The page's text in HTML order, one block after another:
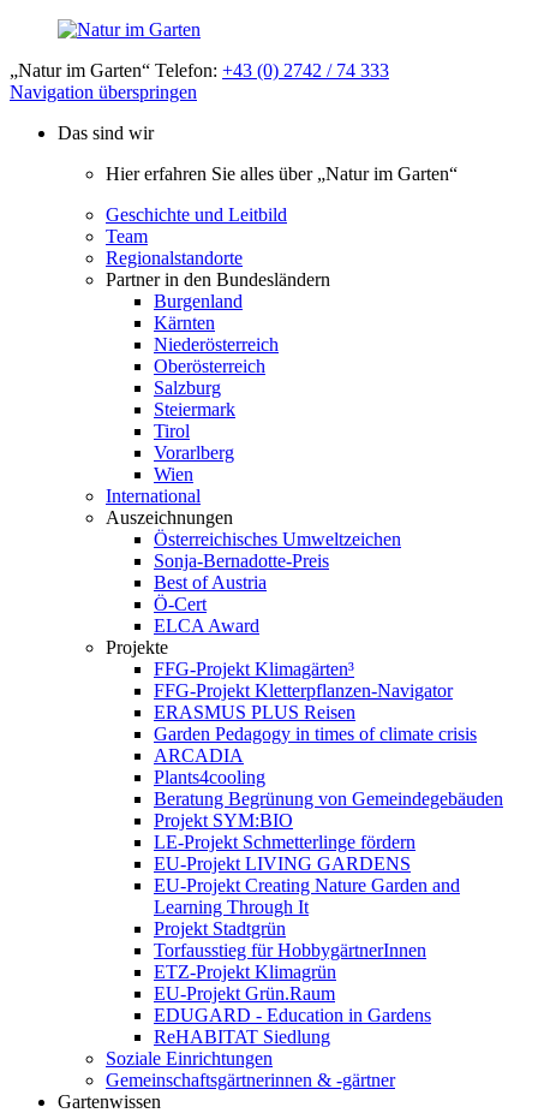
„Natur im Garten“ Telefon: +43 (0) 2742 / 74 333
Navigation überspringen
Das sind wir
Hier erfahren Sie alles über „Natur im Garten“
Geschichte und Leitbild
Team
Regionalstandorte
Partner in den Bundesländern
Burgenland
Kärnten
Niederösterreich
Oberösterreich
Salzburg
Steiermark
Tirol
Vorarlberg
Wien
International
Auszeichnungen
Österreichisches Umweltzeichen
Sonja-Bernadotte-Preis
Best of Austria
Ö-Cert
ELCA Award
Projekte
FFG-Projekt Klimagärten³
FFG-Projekt Kletterpflanzen-Navigator
ERASMUS PLUS Reisen
Garden Pedagogy in times of climate crisis
ARCADIA
Plants4cooling
Beratung Begrünung von Gemeindegebäuden
Projekt SYM:BIO
LE-Projekt Schmetterlinge fördern
EU-Projekt LIVING GARDENS
EU-Projekt Creating Nature Garden and
Learning Through It
Projekt Stadtgrün
Torfausstieg für HobbygärtnerInnen
ETZ-Projekt Klimagrün
EU-Projekt Grün.Raum
EDUGARD - Education in Gardens
ReHABITAT Siedlung
Soziale Einrichtungen
Gemeinschaftsgärtnerinnen & -gärtner
Gartenwissen